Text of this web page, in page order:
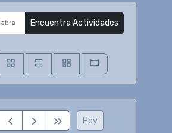
Encuentra Actividades
Hoy